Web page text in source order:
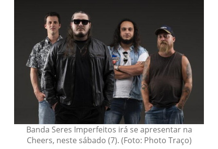
Banda Seres Imperfeitos irá se apresentar na
Cheers, neste sábado (7). (Foto: Photo Traço)